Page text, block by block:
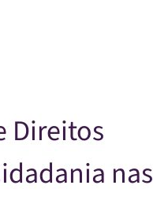
Direitos
nas